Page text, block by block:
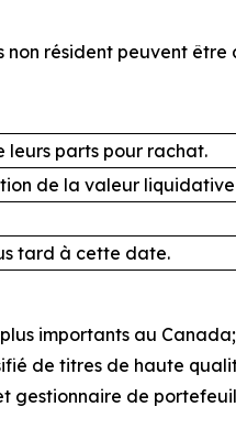
résident peuvent être
leurs parts pour rachat.
de la valeur
tard à cette date.
importants au
de titres de haute
gestionnaire de